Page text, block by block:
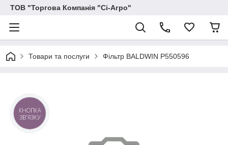
ТОВ "Торгова Компанія "Сі-Агро"
Товари та послуги Фільтр BALDWIN P550596
КНОПКА
ЗВ'ЯЗКУ